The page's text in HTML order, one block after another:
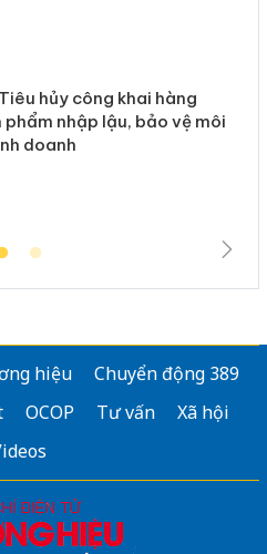
hủy công khai hàng
phẩm nhập lậu, bảo vệ môi
doanh
hiệu
Chuyển động 389
OCOP Tư vấn
Xã hội